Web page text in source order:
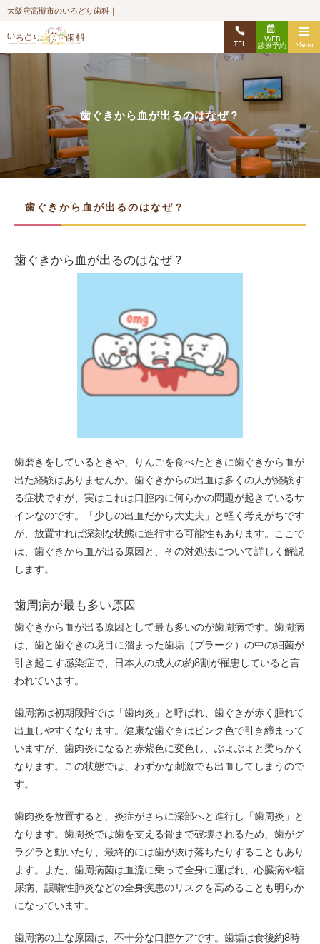
大阪府高槻市のいろどり歯科｜
TEL
WEB
診療予約 Menu
歯ぐきから血が出るのはなぜ？
歯ぐきから血が出るのはなぜ？
歯ぐきから血が出るのはなぜ？
歯磨きをしているときや、りんごを食べたときに歯ぐきから血が
出た経験はありませんか。歯ぐきからの出血は多くの人が経験す
る症状ですが、実はこれは口腔内に何らかの問題が起きているサ
インなのです。「少しの出血だから大丈夫」と軽く考えがちです
が、放置すれば深刻な状態に進行する可能性もあります。ここで
は、歯ぐきから血が出る原因と、その対処法について詳しく解説
します。
歯周病が最も多い原因
歯ぐきから血が出る原因として最も多いのが歯周病です。歯周病
は、歯と歯ぐきの境目に溜まった歯垢（プラーク）の中の細菌が
引き起こす感染症で、日本人の成人の約8割が罹患していると言
われています。
歯周病は初期段階では「歯肉炎」と呼ばれ、歯ぐきが赤く腫れて
出血しやすくなります。健康な歯ぐきはピンク色で引き締まって
いますが、歯肉炎になると赤紫色に変色し、ぶよぶよと柔らかく
なります。この状態では、わずかな刺激でも出血してしまうので
す。
歯肉炎を放置すると、炎症がさらに深部へと進行し「歯周炎」と
なります。歯周炎では歯を支える骨まで破壊されるため、歯がグ
ラグラと動いたり、最終的には歯が抜け落ちたりすることもあり
ます。また、歯周病菌は血流に乗って全身に運ばれ、心臓病や糖
尿病、誤嚥性肺炎などの全身疾患のリスクを高めることも明らか
になっています。
歯周病の主な原因は、不十分な口腔ケアです。歯垢は食後約8時